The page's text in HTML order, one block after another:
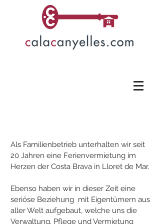
Als Familienbetrieb unterhalten wir seit
20 Jahren eine Ferienvermietung im
Herzen der Costa Brava in Lloret de Mar.
Ebenso haben wir in dieser Zeit eine
seriöse Beziehung mit Eigentümern aus
aller Welt aufgebaut, welche uns die
Verwaltung, Pflege und Vermietung